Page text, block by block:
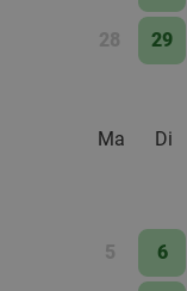
28 29
Ma
Di
5 6